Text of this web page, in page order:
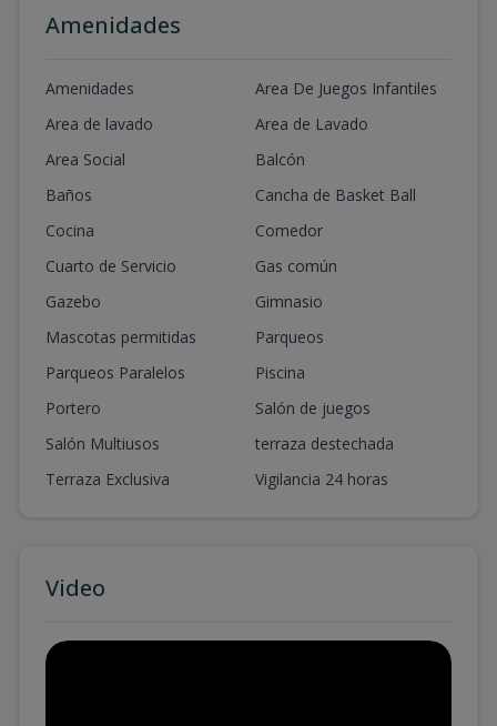
Amenidades
Amenidades
Area De Juegos Infantiles
Area de lavado
Area de Lavado
Area Social
Balcón
Baños
Cancha de Basket Ball
Cocina
Comedor
Cuarto de Servicio
Gas común
Gazebo
Gimnasio
Mascotas permitidas
Parqueos
Parqueos Paralelos
Piscina
Portero
Salón de juegos
Salón Multiusos
terraza destechada
Terraza Exclusiva
Vigilancia 24 horas
Video